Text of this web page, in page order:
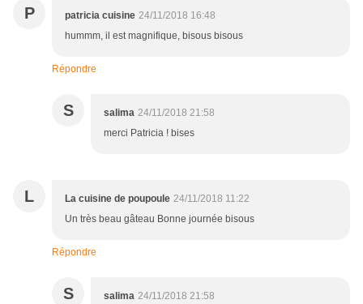
P patricia cuisine 24/11/2018 16:48
hummm, il est magnifique, bisous bisous
Répondre
S salima 24/11/2018 21:58
merci Patricia ! bises
L La cuisine de poupoule 24/11/2018 11:22
Un très beau gâteau Bonne journée bisous
Répondre
S salima 24/11/2018 21:58